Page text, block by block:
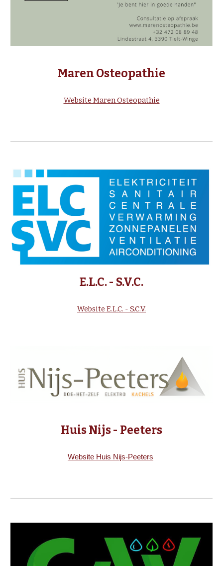
Maren Osteopathie
Website Maren Osteopathie
E.L.C. - S.V.C.
Website E.L.C. - S.C.V.
Huis Nijs - Peeters
Website Huis Nijs-Peeters